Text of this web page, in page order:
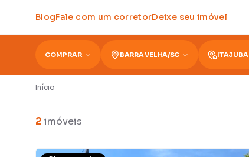
BlogFale com um corretorDeixe seu imóvel
COMPRAR BARRA VELHA/SC ITAJUBA
Início
2 imóveis